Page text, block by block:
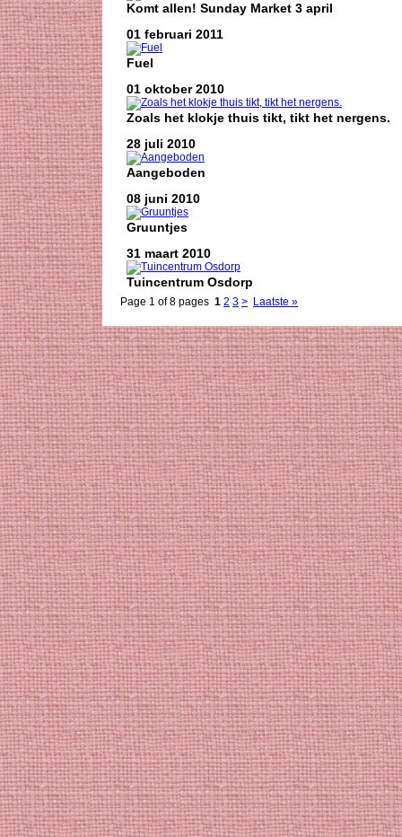
Komt allen! Sunday Market 3 april
01 februari 2011
Fuel
01 oktober 2010
Zoals het klokje thuis tikt, tikt het nergens.
28 juli 2010
Aangeboden
08 juni 2010
Gruuntjes
31 maart 2010
Tuincentrum Osdorp
Page 1 of 8 pages 1 2 3 > Laatste »